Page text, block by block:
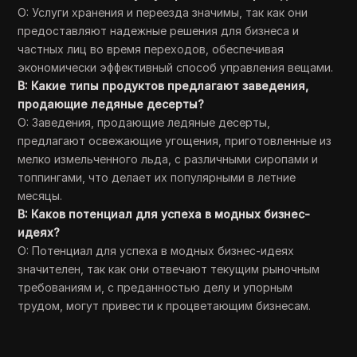
О: Услуги хранения и переезда значимы, так как они
предоставляют надежные решения для бизнеса и
частных лиц во время переходов, обеспечивая
экономически эффективный способ управления вещами.
В: Какие типы продуктов предлагают заведения,
продающие ледяные десерты?
О: Заведения, продающие ледяные десерты,
предлагают освежающие угощения, приготовленные из
мелко измельченного льда, с различными сиропами и
топпингами, что делает их популярными в летние
месяцы.
В: Каков потенциал для успеха в модных бизнес-
идеях?
О: Потенциал для успеха в модных бизнес-идеях
значителен, так как они отвечают текущим рыночным
требованиям и, с преданностью делу и упорным
трудом, могут привести к процветающим бизнесам.